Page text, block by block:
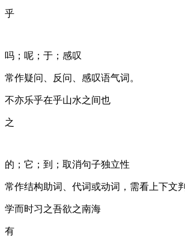
乎
吗；呢；于；感叹
常作疑问、反问、感叹语气词。
不亦乐乎 / 在乎山水之间也
之
的；它；到；取消句子独立性
常作结构助词、代词或动词，需看上下文判
学而时习之 / 吾欲之南海
有